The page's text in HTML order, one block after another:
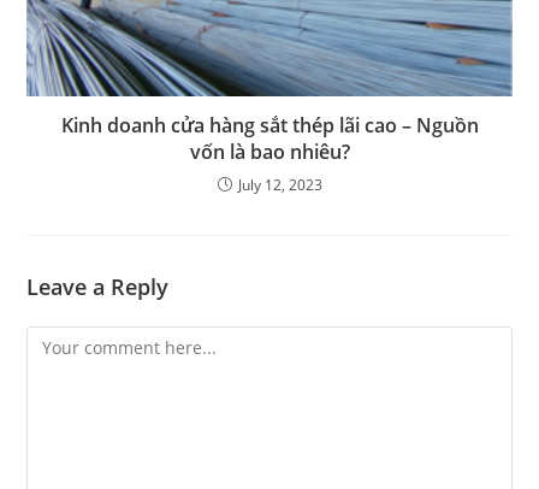
Kinh doanh cửa hàng sắt thép lãi cao – Nguồn
vốn là bao nhiêu?
July 12, 2023
Leave a Reply
Comment